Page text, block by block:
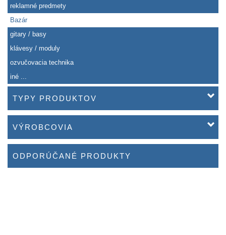
reklamné predmety
Bazár
gitary / basy
klávesy / moduly
ozvučovacia technika
iné ...
TYPY PRODUKTOV
VÝROBCOVIA
ODPORÚČANÉ PRODUKTY